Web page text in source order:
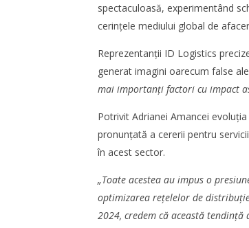
spectaculoasă, experimentând
cerințele mediului global de
Reprezentanții ID Logistics
generat imagini oarecum false
mai importanți factori cu impact
Potrivit Adrianei Amancei
pronunțată a cererii pentru
în acest sector.
„Toate acestea au impus o
optimizarea rețelelor de
2024, credem că această